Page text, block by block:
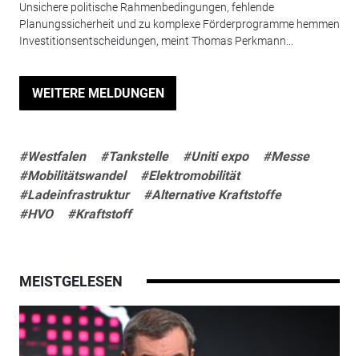
Unsichere politische Rahmenbedingungen, fehlende
Planungssicherheit und zu komplexe Förderprogramme hemmen
Investitionsentscheidungen, meint Thomas Perkmann...
WEITERE MELDUNGEN
#Westfalen #Tankstelle #Uniti expo
#Messe
#Mobilitätswandel
#Elektromobilität
#Ladeinfrastruktur
#Alternative Kraftstoffe
#HVO
#Kraftstoff
MEISTGELESEN